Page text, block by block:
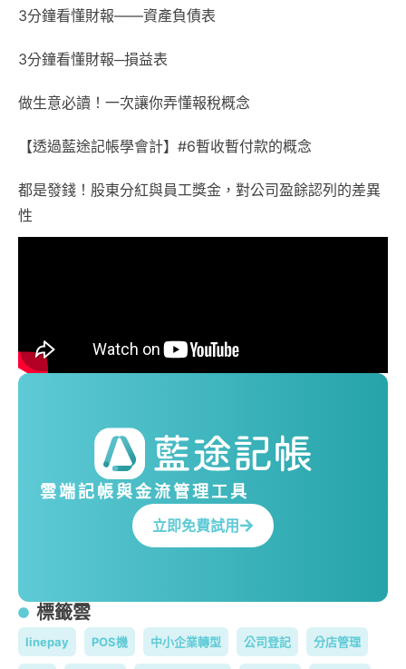
3分鐘看懂財報——資產負債表
3分鐘看懂財報─損益表
做生意必讀！一次讓你弄懂報稅概念
【透過藍途記帳學會計】#6暫收暫付款的概念
都是發錢！股東分紅與員工獎金，對公司盈餘認列的差異
性
雲端記帳與金流管理工具
立即免費試用
標籤雲
linepay POS機 中小企業轉型 公司登記 分店管理